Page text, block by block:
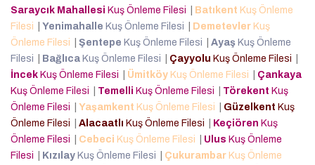
Saraycık Mahallesi Kuş Önleme Filesi Batıkent Kuş Önleme
Filesi
Yenimahalle Kuş Önleme Filesi Demetevler Kuş
Önleme Filesi
Şentepe Kuş Önleme Filesi Ayaş Kuş Önleme
Filesi
Bağlıca Kuş Önleme Filesi Çayyolu Kuş Önleme Filesi
İncek Kuş Önleme Filesi Ümitköy Kuş Önleme Filesi
Çankaya
Kuş Önleme Filesi
Temelli Kuş Önleme Filesi Törekent Kuş
Önleme Filesi
Yaşamkent Kuş Önleme Filesi Güzelkent Kuş
Önleme Filesi
Alacaatlı Kuş Önleme Filesi Keçiören Kuş
Önleme Filesi
Cebeci Kuş Önleme Filesi Ulus Kuş Önleme
Filesi
Kızılay Kuş Önleme Filesi Çukurambar Kuş Önleme